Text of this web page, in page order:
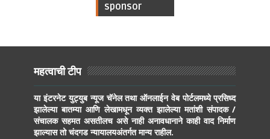
sponsor
महत्वाची टीप
या इंटरनेट युट्युब न्यूज चॅनेल तथा ऑनलाईन वेब पोर्टलमध्ये प्रसिध्द
झालेल्या बातम्या आणि लेखामधून व्यक्त झालेल्या मतांशी संपादक /
संचालक सहमत असतीलच असे नाही अनावधानाने काही वाद निर्माण
झाल्यास तो चंदगड न्यायालयअंतर्गत मान्य राहील.